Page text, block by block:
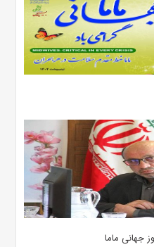
جهانی ماما